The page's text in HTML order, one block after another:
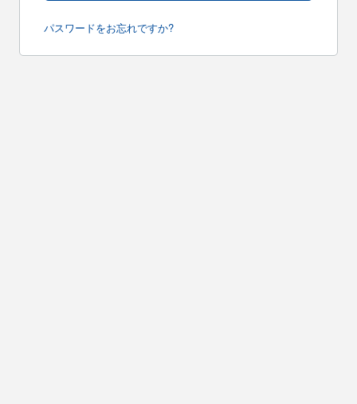
パスワードをお忘れですか?